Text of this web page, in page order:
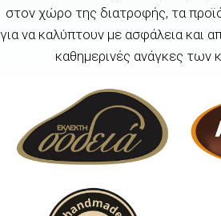
στον χώρο της διατροφής, τα
για να καλύπτουν με ασφάλεια και
καθημερινές ανάγκες των